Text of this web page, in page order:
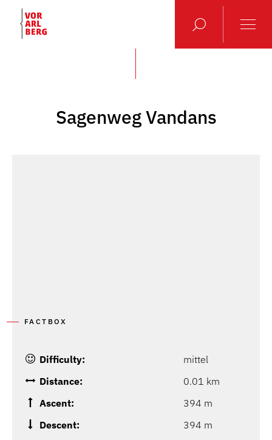
Sagenweg Vandans
FACTBOX
Difficulty:
mittel
Distance:
0.01 km
Ascent:
394 m
Descent:
394 m